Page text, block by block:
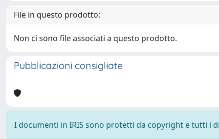
File in questo prodotto:
Non ci sono file associati a questo prodotto.
Pubblicazioni consigliate
I documenti in IRIS sono protetti da copyright e tutti i